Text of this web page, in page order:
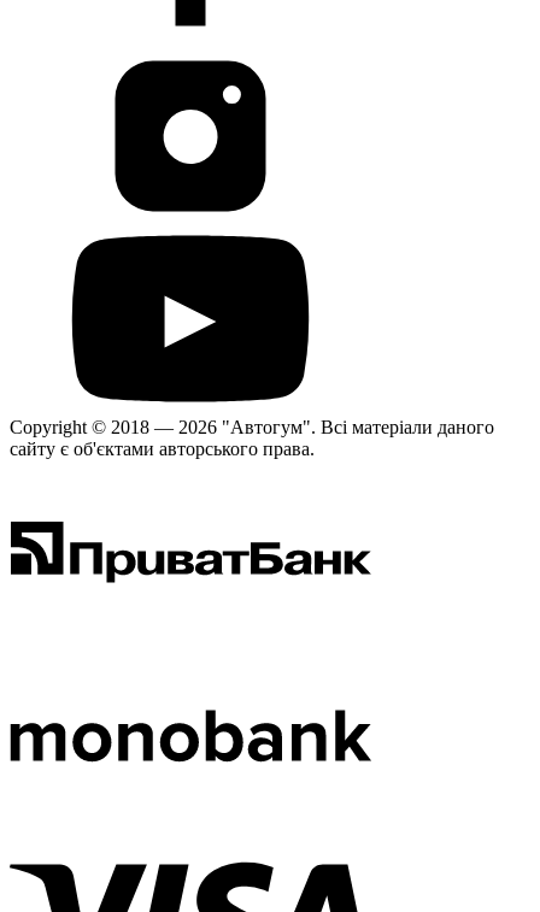
Copyright © 2018 — 2026 "Автогум". Всі матеріали даного
сайту є об'єктами авторського права.